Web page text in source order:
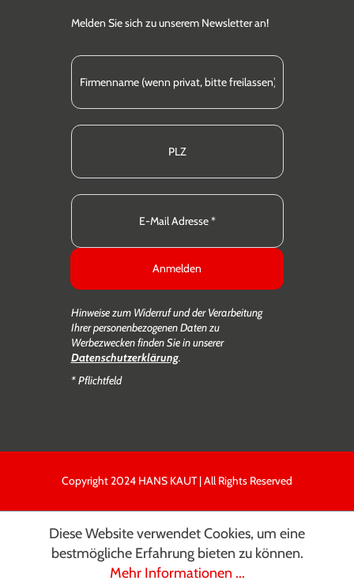
Melden Sie sich zu unserem Newsletter an!
Anmelden
Hinweise zum Widerruf und der Verarbeitung
Ihrer personenbezogenen Daten zu
Werbezwecken finden Sie in unserer
Datenschutzerklärung.
* Pflichtfeld
Copyright 2024 HANS KAUT | All Rights Reserved
Diese Website verwendet Cookies, um eine
bestmögliche Erfahrung bieten zu können.
Mehr Informationen ...